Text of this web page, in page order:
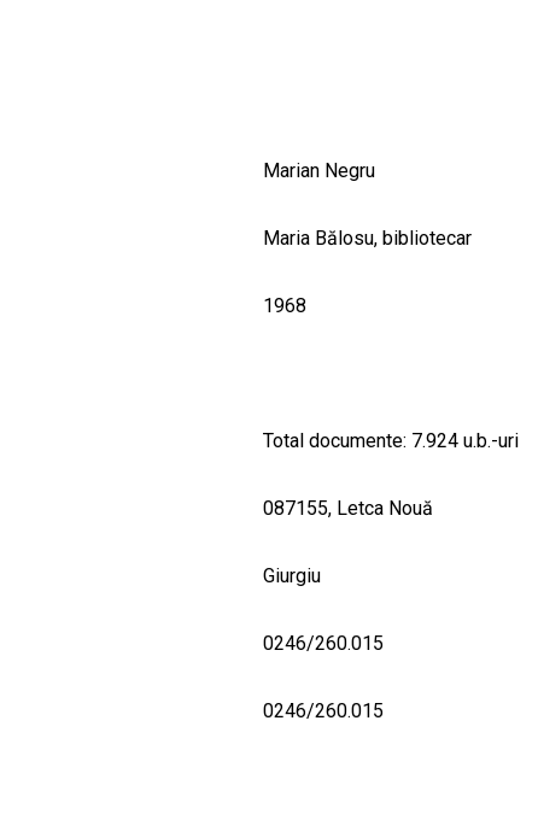
Marian Negru
Maria Bălosu, bibliotecar
1968
Total documente: 7.924 u.b.-uri
087155, Letca Nouă
Giurgiu
0246/260.015
0246/260.015